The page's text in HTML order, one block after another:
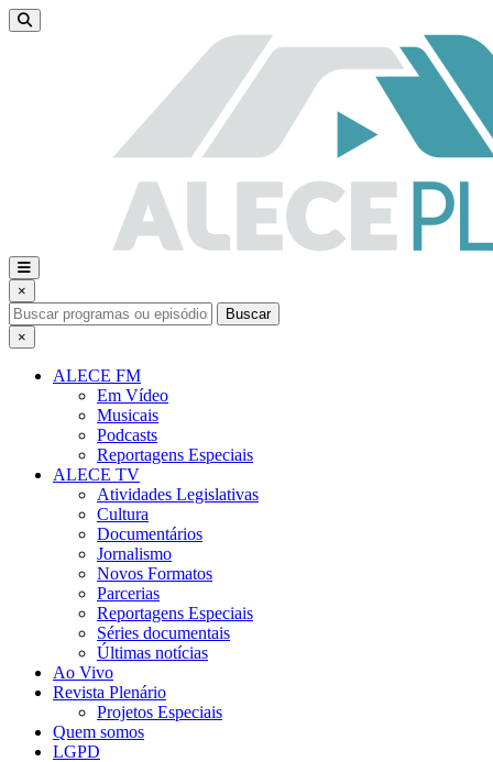
×
Buscar
×
ALECE FM
Em Vídeo
Musicais
Podcasts
Reportagens Especiais
ALECE TV
Atividades Legislativas
Cultura
Documentários
Jornalismo
Novos Formatos
Parcerias
Reportagens Especiais
Séries documentais
Últimas notícias
Ao Vivo
Revista Plenário
Projetos Especiais
Quem somos
LGPD